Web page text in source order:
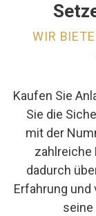
WIR
Kaufen Sie
Sie die
mit der
zahlreiche
dadurch
Erfahrung und
seine